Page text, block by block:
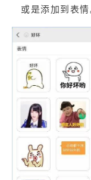
或是添加到表情